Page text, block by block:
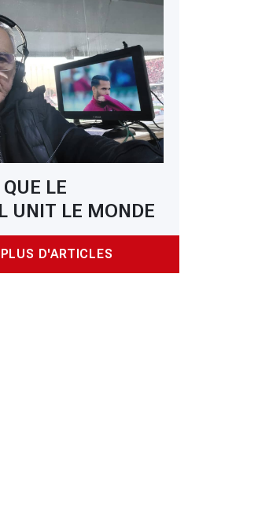
LE
UNIT LE MONDE
D'ARTICLES
des États-Unis, l’arbitre somalien Artan